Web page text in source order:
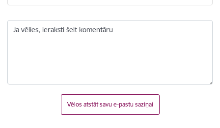
Ja vēlies, ieraksti šeit komentāru
Vēlos atstāt savu e-pastu saziņai